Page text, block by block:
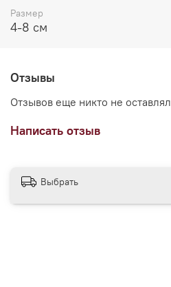
Размер
4-8 см
Отзывы
Отзывов еще никто не оставлял
Написать отзыв
Выбрать